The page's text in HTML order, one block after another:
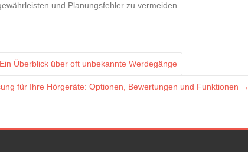
und Planungsfehler zu vermeiden.
Überblick über oft unbekannte Werdegänge
für Ihre Hörgeräte: Optionen, Bewertungen und Funktionen →